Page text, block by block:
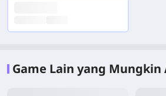
Game Lain yang Mungkin